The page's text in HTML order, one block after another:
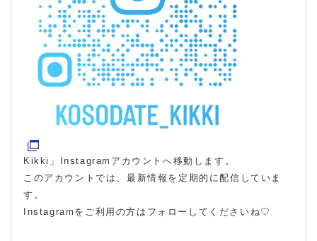
Kikki」Instagramアカウントへ移動します。
このアカウントでは、最新情報を定期的に配信していま
す。
Instagramをご利用の方はフォローしてくださいね♡